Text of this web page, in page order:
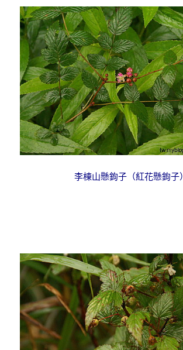
李棟山懸鉤子（紅花懸鉤子）